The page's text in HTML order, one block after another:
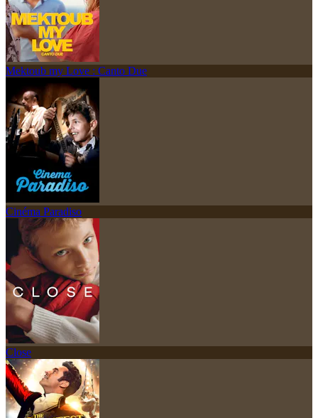
Mektoub my Love : Canto Due
Cinéma Paradiso
Close